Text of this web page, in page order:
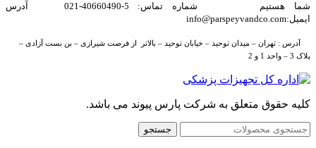
شما هستیم شماره تماس: 5-40660490-021 آدرس
ایمیل:info@parspeyvandco.com
آدرس : تهران – میدان توحید – خیابان توحید – بالاتر از فرصت شیرازی – بن بست آزادی –
پلاک 3 – واحد 1 و 2
کلیه حقوق متعلق به شرکت پارس پیوند می باشد.
جستجو